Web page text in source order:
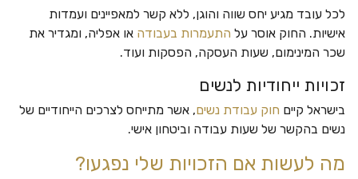
לכל עובד מגיע יחס שווה והוגן, ללא קשר למאפיינים ועמדות
אישיות. החוק אוסר על התעמרות בעבודה או אפליה, ומגדיר את
שכר המינימום, שעות העסקה, הפסקות ועוד.
זכויות ייחודיות לנשים
בישראל קיים חוק עבודת נשים, אשר מתייחס לצרכים הייחודיים של
נשים בהקשר של שעות עבודה וביטחון אישי.
מה לעשות אם הזכויות שלי נפגעו?